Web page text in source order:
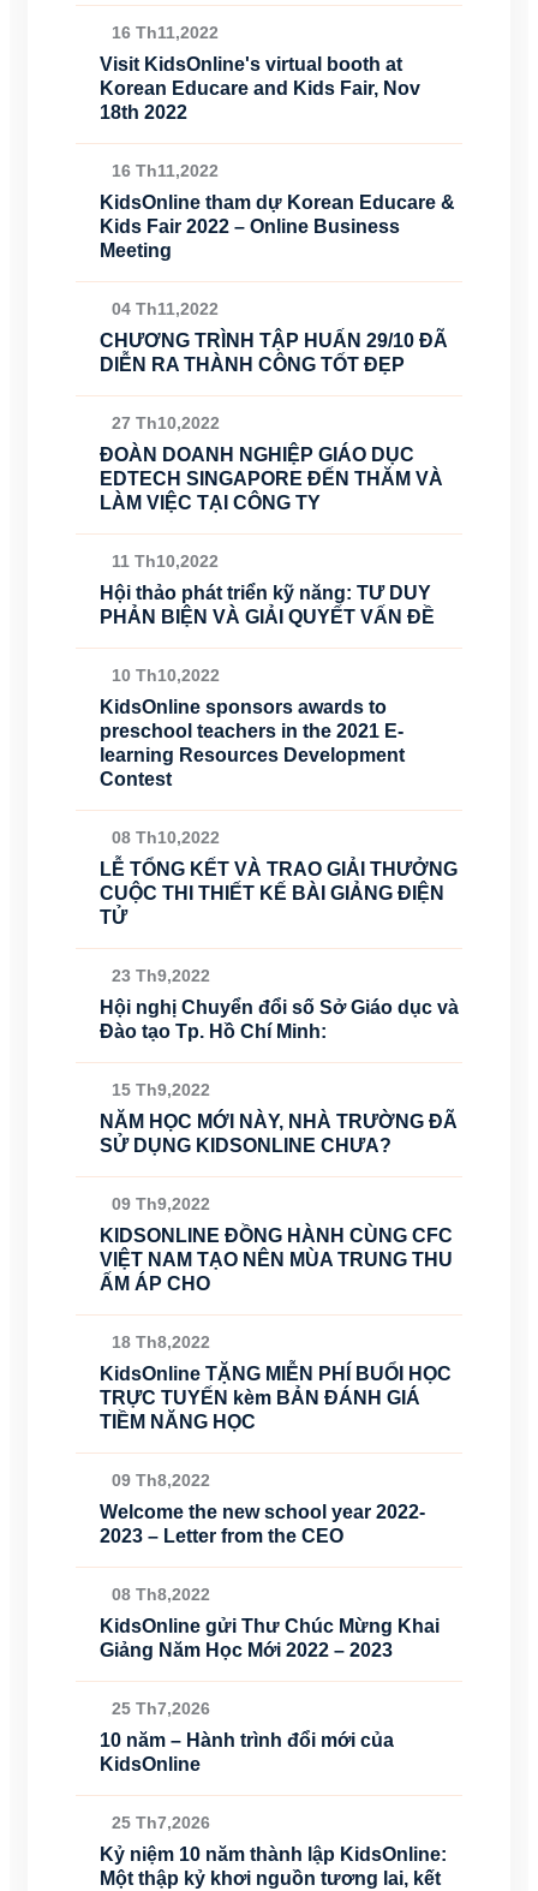
16 Th11,2022
Visit KidsOnline's virtual booth at
Korean Educare and Kids Fair, Nov
18th 2022
16 Th11,2022
KidsOnline tham dự Korean Educare &
Kids Fair 2022 – Online Business
Meeting
04 Th11,2022
CHƯƠNG TRÌNH TẬP HUẤN 29/10 ĐÃ
DIỄN RA THÀNH CÔNG TỐT ĐẸP
27 Th10,2022
ĐOÀN DOANH NGHIỆP GIÁO DỤC
EDTECH SINGAPORE ĐẾN THĂM VÀ
LÀM VIỆC TẠI CÔNG TY
11 Th10,2022
Hội thảo phát triển kỹ năng: TƯ DUY
PHẢN BIỆN VÀ GIẢI QUYẾT VẤN ĐỀ
10 Th10,2022
KidsOnline sponsors awards to
preschool teachers in the 2021 E-
learning Resources Development
Contest
08 Th10,2022
LỄ TỔNG KẾT VÀ TRAO GIẢI THƯỞNG
CUỘC THI THIẾT KẾ BÀI GIẢNG ĐIỆN
TỬ
23 Th9,2022
Hội nghị Chuyển đổi số Sở Giáo dục và
Đào tạo Tp. Hồ Chí Minh:
15 Th9,2022
NĂM HỌC MỚI NÀY, NHÀ TRƯỜNG ĐÃ
SỬ DỤNG KIDSONLINE CHƯA?
09 Th9,2022
KIDSONLINE ĐỒNG HÀNH CÙNG CFC
VIỆT NAM TẠO NÊN MÙA TRUNG THU
ẤM ÁP CHO
18 Th8,2022
KidsOnline TẶNG MIỄN PHÍ BUỔI HỌC
TRỰC TUYẾN kèm BẢN ĐÁNH GIÁ
TIỀM NĂNG HỌC
09 Th8,2022
Welcome the new school year 2022-
2023 – Letter from the CEO
08 Th8,2022
KidsOnline gửi Thư Chúc Mừng Khai
Giảng Năm Học Mới 2022 – 2023
25 Th7,2026
10 năm – Hành trình đổi mới của
KidsOnline
25 Th7,2026
Kỷ niệm 10 năm thành lập KidsOnline:
Một thập kỷ khơi nguồn tương lai, kết